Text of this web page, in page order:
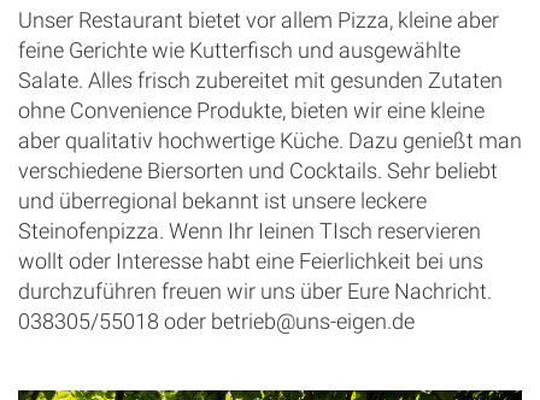
Unser Restaurant bietet vor allem Pizza, kleine aber
feine Gerichte wie Kutterfisch und ausgewählte
Salate. Alles frisch zubereitet mit gesunden Zutaten
ohne Convenience Produkte, bieten wir eine kleine
aber qualitativ hochwertige Küche. Dazu genießt man
verschiedene Biersorten und Cocktails. Sehr beliebt
und überregional bekannt ist unsere leckere
Steinofenpizza. Wenn Ihr Ieinen TIsch reservieren
wollt oder Interesse habt eine Feierlichkeit bei uns
durchzuführen freuen wir uns über Eure Nachricht.
038305/55018 oder betrieb@uns-eigen.de